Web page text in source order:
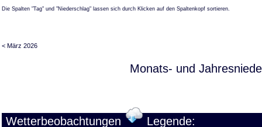
Die Spalten "Tag" und "Niederschlag" lassen sich durch Klicken auf den Spaltenkopf sortieren.
< März 2026
Monats- und
Wetterbeobachtungen Legende: